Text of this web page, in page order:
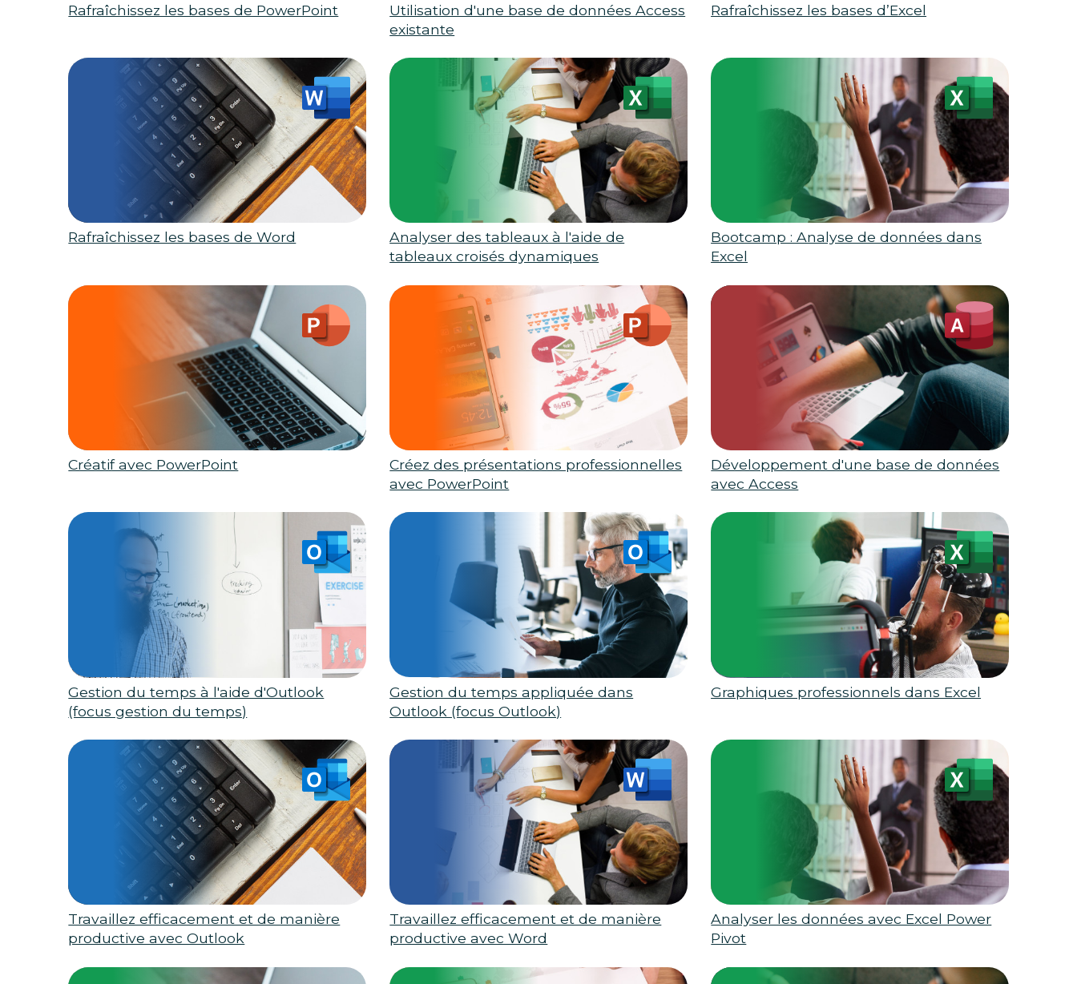
Rafraîchissez les bases de PowerPoint
Utilisation d'une base de données Access
existante
Rafraîchissez les bases d’Excel
Rafraîchissez les bases de Word
Analyser des tableaux à l'aide de
tableaux croisés dynamiques
Bootcamp : Analyse de données dans
Excel
Créatif avec PowerPoint
Créez des présentations professionnelles
avec PowerPoint
Développement d'une base de données
avec Access
Gestion du temps à l'aide d'Outlook
(focus gestion du temps)
Gestion du temps appliquée dans
Outlook (focus Outlook)
Graphiques professionnels dans Excel
Travaillez efficacement et de manière
productive avec Outlook
Travaillez efficacement et de manière
productive avec Word
Analyser les données avec Excel Power
Pivot